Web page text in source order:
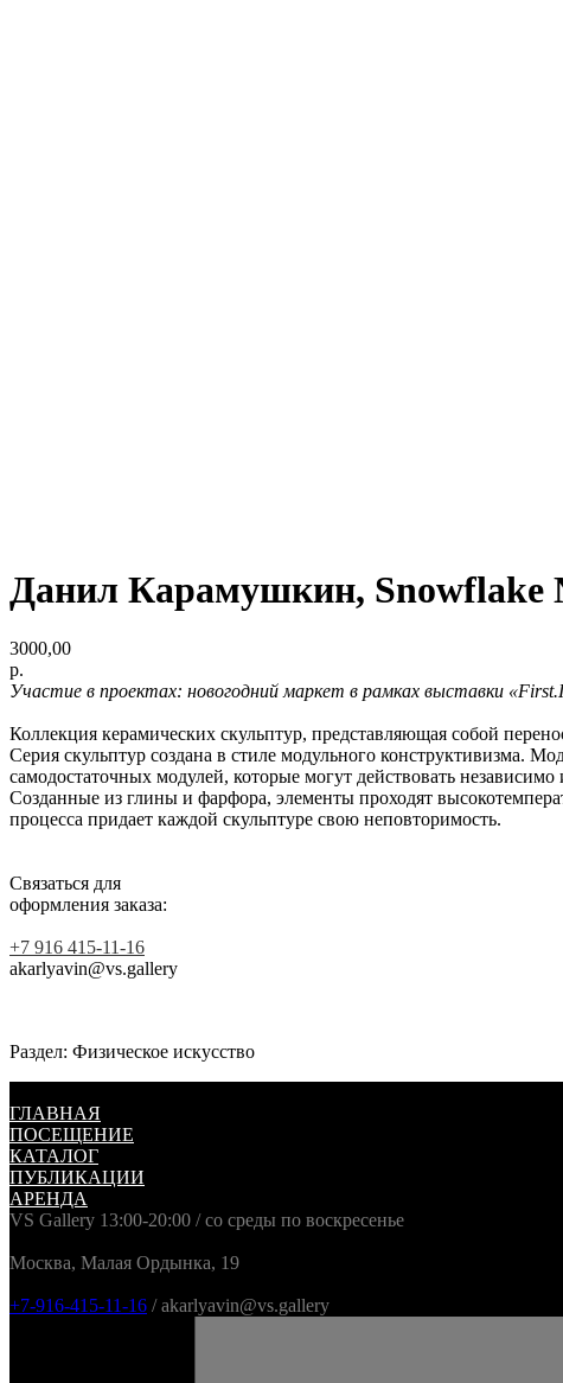
Данил Карамушкин, Snowflake
3000,00
р.
Участие в проектах: новогодний маркет в рамках выставки
Коллекция керамических скульптур, представляющая собой
Серия скульптур создана в стиле модульного конструктивизма.
самодостаточных модулей, которые могут действовать
Созданные из глины и фарфора, элементы проходят
процесса придает каждой скульптуре свою неповторимость.
Связаться для
оформления заказа:
+7 916 415-11-16
akarlyavin@vs.gallery
Раздел: Физическое искусство
ГЛАВНАЯ
ПОСЕЩЕНИЕ
КАТАЛОГ
ПУБЛИКАЦИИ
АРЕНДА
VS Gallery 13:00-20:00 / со среды по воскресенье
Москва, Малая Ордынка, 19
+7-916-415-11-16 / akarlyavin@vs.gallery